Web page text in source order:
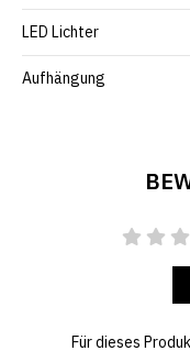
LED Lichter
Aufhängung
Für dieses